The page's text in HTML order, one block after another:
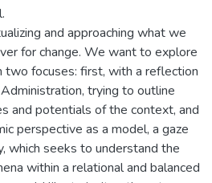
and approaching what we
for change. We want to explore
two focuses: first, with a reflection
trying to outline
and potentials of the context, and
perspective as a model, a gaze
which seeks to understand the
within a relational and balanced